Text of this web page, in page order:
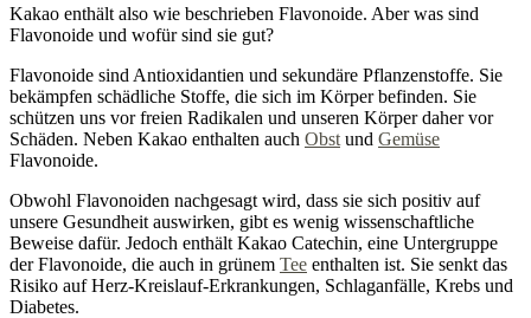
Kakao enthält also wie beschrieben Flavonoide. Aber was sind
Flavonoide und wofür sind sie gut?
Flavonoide sind Antioxidantien und sekundäre Pflanzenstoffe. Sie
bekämpfen schädliche Stoffe, die sich im Körper befinden. Sie
schützen uns vor freien Radikalen und unseren Körper daher vor
Schäden. Neben Kakao enthalten auch Obst und Gemüse
Flavonoide.
Obwohl Flavonoiden nachgesagt wird, dass sie sich positiv auf
unsere Gesundheit auswirken, gibt es wenig wissenschaftliche
Beweise dafür. Jedoch enthält Kakao Catechin, eine Untergruppe
der Flavonoide, die auch in grünem Tee enthalten ist. Sie senkt das
Risiko auf Herz-Kreislauf-Erkrankungen, Schlaganfälle, Krebs und
Diabetes.